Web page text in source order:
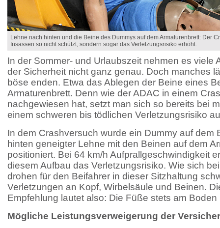
Lehne nach hinten und die Beine des Dummys auf dem Armaturenbrett: Der
Insassen so nicht schützt, sondern sogar das Verletzungsrisiko erhöht.
In der Sommer- und Urlaubszeit nehmen es viele
der Sicherheit nicht ganz genau. Doch manches
böse enden. Etwa das Ablegen der Beine eines
Armaturenbrett. Denn wie der ADAC in einem
nachgewiesen hat, setzt man sich so bereits bei
einem schweren bis tödlichen Verletzungsrisiko
In dem Crashversuch wurde ein Dummy auf dem
hinten geneigter Lehne mit den Beinen auf dem
positioniert. Bei 64 km/h Aufprallgeschwindigkeit
diesem Aufbau das Verletzungsrisiko. Wie sich
drohen für den Beifahrer in dieser Sitzhaltung
Verletzungen an Kopf, Wirbelsäule und Beinen.
Empfehlung lautet also: Die Füße stets am Boden
Mögliche Leistungsverweigerung der